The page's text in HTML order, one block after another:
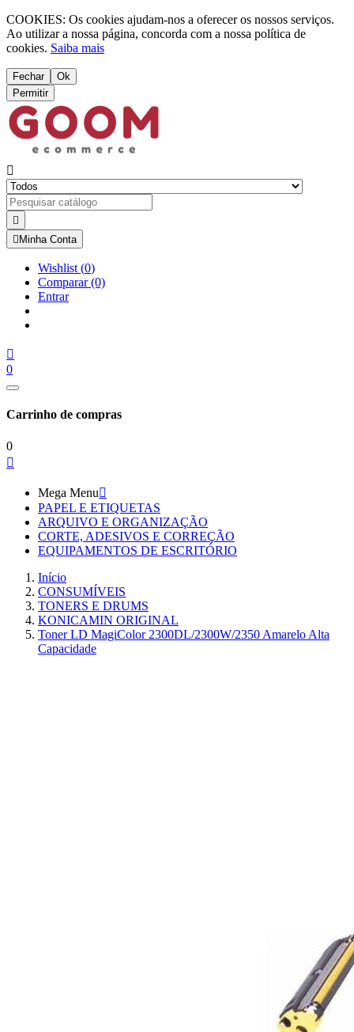
COOKIES: Os cookies ajudam-nos a oferecer os nossos serviços.
Ao utilizar a nossa página, concorda com a nossa política de
cookies. Saiba mais
Fechar
Ok
Permitir


 Minha Conta
Wishlist (0)
Comparar(0)
Entrar

0
Carrinho de compras
0

Mega Menu
PAPEL E ETIQUETAS
ARQUIVO E ORGANIZAÇÃO
CORTE, ADESIVOS E CORREÇÃO
EQUIPAMENTOS DE ESCRITÓRIO
Início
CONSUMÍVEIS
TONERS E DRUMS
KONICAMIN ORIGINAL
Toner LD MagiColor 2300DL/2300W/2350 Amarelo Alta
Capacidade